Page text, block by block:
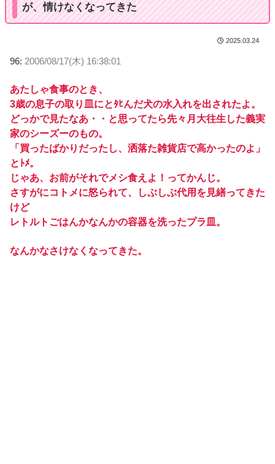
が、情けなくなってきた
2025.03.24
96: 2006/08/17(木) 16:38:01
あたしゃ食事のとき、
3歳の息子の取り皿にとﾀﾋんだ犬の水入れを出されたよ。
どっかで見たなあ・・と思ってたら先々月大往生した義実
家のシーズーのもの。
「買ったばかりだったし、洒落た雑貨店で高かったのよ」
とﾄﾒ。
じゃあ、お前がそれでメシ食えよ！ってかんじ。
さすがにコトメに怒られて、しぶしぶ代用を見繕ってきた
けど
レトルトごはんかなんかの容器を洗ったプラ皿。
なんかなさけなくなってきた。